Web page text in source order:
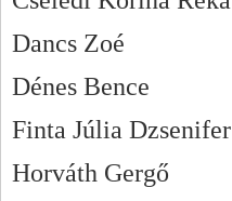
Dancs Zoé
Dénes Bence
Finta Júlia Dzsenifer
Horváth Gergő